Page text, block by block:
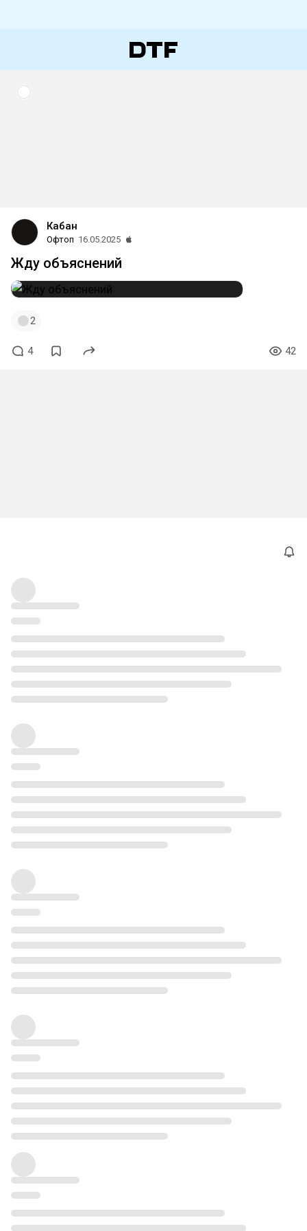
Кабан
Офтоп 16.05.2025
Жду объяснений
2
4 42